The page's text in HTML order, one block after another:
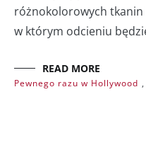
różnokolorowych tkanin
w którym odcieniu
READ MORE
Pewnego razu w Hollywood ,